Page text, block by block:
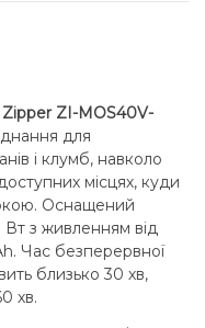
Zipper ZI-MOS40V-
для
і клумб, навколо
місцях, куди
Оснащений
з живленням від
Час безперервної
близько 30 хв,
хв.